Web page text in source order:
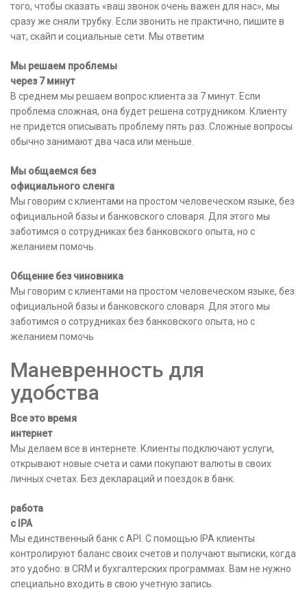
того, чтобы сказать «ваш звонок очень важен для нас», мы
сразу же сняли трубку. Если звонить не практично, пишите в
чат, скайп и социальные сети. Мы ответим
Мы решаем проблемы
через 7 минут
В среднем мы решаем вопрос клиента за 7 минут. Если
проблема сложная, она будет решена сотрудником. Клиенту
не придется описывать проблему пять раз. Сложные вопросы
обычно занимают два часа или меньше.
Мы общаемся без
официального сленга
Мы говорим с клиентами на простом человеческом языке, без
официальной базы и банковского словаря. Для этого мы
заботимся о сотрудниках без банковского опыта, но с
желанием помочь.
Общение без чиновника
Мы говорим с клиентами на простом человеческом языке, без
официальной базы и банковского словаря. Для этого мы
заботимся о сотрудниках без банковского опыта, но с
желанием помочь
Маневренность для
удобства
Все это время
интернет
Мы делаем все в интернете. Клиенты подключают услуги,
открывают новые счета и сами покупают валюты в своих
личных счетах. Без деклараций и поездок в банк.
работа
с IPA
Мы единственный банк с API. С помощью IPA клиенты
контролируют баланс своих счетов и получают выписки, когда
это удобно: в CRM и бухгалтерских программах. Вам не нужно
специально входить в свою учетную запись.